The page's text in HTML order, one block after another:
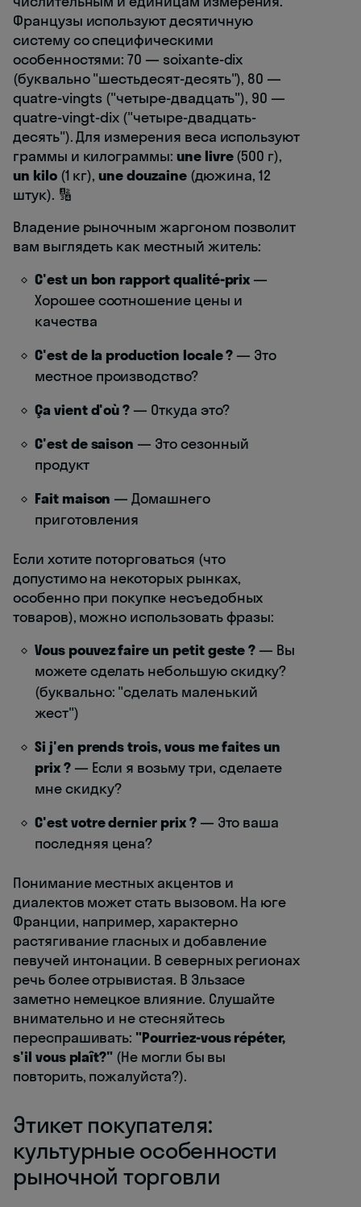
Французы используют десятичную
систему со специфическими
особенностями: 70 — soixante-dix
(буквально "шестьдесят-десять"), 80 —
quatre-vingts ("четыре-двадцать"), 90 —
quatre-vingt-dix ("четыре-двадцать-
десять"). Для измерения веса используют
граммы и килограммы: une livre(500 г),
un kilo(1 кг),une douzaine(дюжина, 12
штук). 🔢
Владение рыночным жаргоном позволит
вам выглядеть как местный житель:
C'est un bon rapport qualité-prix —
Хорошее соотношение цены и
качества
C'est de la production locale ? — Это
местное производство?
Ça vient d'où ? — Откуда это?
C'est de saison — Это сезонный
продукт
Fait maison — Домашнего
приготовления
Если хотите поторговаться (что
допустимо на некоторых рынках,
особенно при покупке несъедобных
товаров), можно использовать фразы:
Vous pouvez faire un petit geste ? — Вы
можете сделать небольшую скидку?
(буквально: "сделать маленький
жест")
Si j'en prends trois, vous me faites un
prix ?— Если я возьму три, сделаете
мне скидку?
C'est votre dernier prix ?— Это ваша
последняя цена?
Понимание местных акцентов и
диалектов может стать вызовом. На юге
Франции, например, характерно
растягивание гласных и добавление
певучей интонации. В северных регионах
речь более отрывистая. В Эльзасе
заметно немецкое влияние. Слушайте
внимательно и не стесняйтесь
переспрашивать: "Pourriez-vous répéter,
s'il vous plaît?" (Не могли бы вы
повторить, пожалуйста?).
Этикет покупателя:
культурные особенности
рыночной торговли